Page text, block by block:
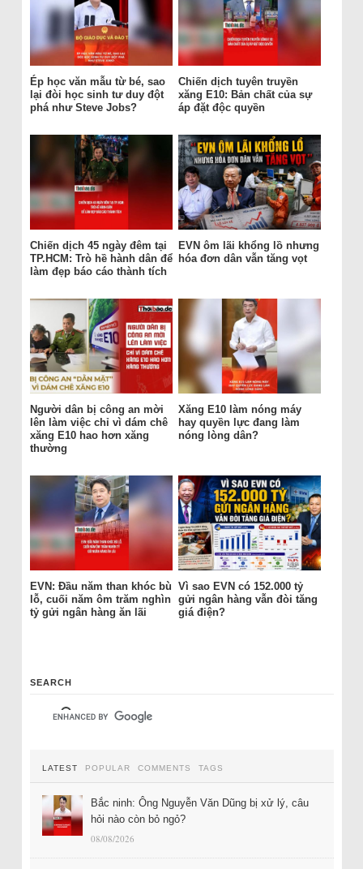
Ép học văn mẫu từ bé, sao
lại đòi học sinh tư duy đột
phá như Steve Jobs?
Chiến dịch tuyên truyền
xăng E10: Bản chất của sự
áp đặt độc quyền
Chiến dịch 45 ngày đêm tại
TP.HCM: Trò hề hành dân để
làm đẹp báo cáo thành tích
EVN ôm lãi khổng lồ nhưng
hóa đơn dân vẫn tăng vọt
Người dân bị công an mời
lên làm việc chỉ vì dám chê
xăng E10 hao hơn xăng
thường
Xăng E10 làm nóng máy
hay quyền lực đang làm
nóng lòng dân?
EVN: Đầu năm than khóc bù
lỗ, cuối năm ôm trăm nghìn
tỷ gửi ngân hàng ăn lãi
Vì sao EVN có 152.000 tỷ
gửi ngân hàng vẫn đòi tăng
giá điện?
SEARCH
LATEST POPULAR COMMENTS TAGS
Bắc ninh: Ông Nguyễn Văn Dũng bị xử lý, câu
hỏi nào còn bỏ ngỏ?
08/08/2026